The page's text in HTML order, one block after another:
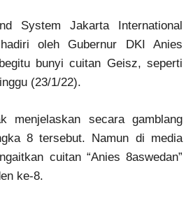
System Jakarta International
oleh Gubernur DKI Anies
bunyi cuitan Geisz, seperti
(23/1/22).
menjelaskan secara gamblang
8 tersebut. Namun di media
cuitan “Anies 8aswedan”
ke-8.